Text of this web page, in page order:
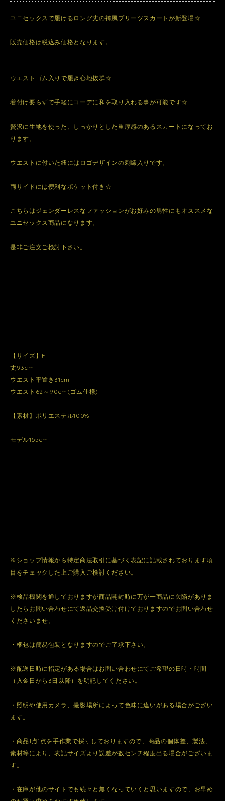
ユニセックスで履けるロング丈の袴風プリーツスカートが新登場☆
販売価格は税込み価格となります。
ウエストゴム入りで履き心地抜群☆
着付け要らずで手軽にコーデに和を取り入れる事が可能です☆
贅沢に生地を使った、しっかりとした重厚感のあるスカートになってお
ります。
ウエストに付いた紐にはロゴデザインの刺繍入りです。
両サイドには便利なポケット付き☆
こちらはジェンダーレスなファッションがお好みの男性にもオススメな
ユニセックス商品になります。
是非ご注文ご検討下さい。
【サイズ】F
丈93cm
ウエスト平置き31cm
ウエスト62～90cm(ゴム仕様)
【素材】ポリエステル100%
モデル155cm
※ショップ情報から特定商法取引に基づく表記に記載されております項
目をチェックした上ご購入ご検討ください。
※検品機関を通しておりますが商品開封時に万が一商品に欠陥がありま
したらお問い合わせにて返品交換受け付けておりますのでお問い合わせ
くださいませ。
・梱包は簡易包装となりますのでご了承下さい。
※配送日時に指定がある場合はお問い合わせにてご希望の日時・時間
（入金日から3日以降）を明記してください。
・照明や使用カメラ、撮影場所によって色味に違いがある場合がござい
ます。
・商品1点1点を手作業で採寸しておりますので、商品の個体差、製法、
素材等により、表記サイズより誤差が数センチ程度出る場合がございま
す。
・在庫が他のサイトでも続々と無くなっていくと思いますので、お早め